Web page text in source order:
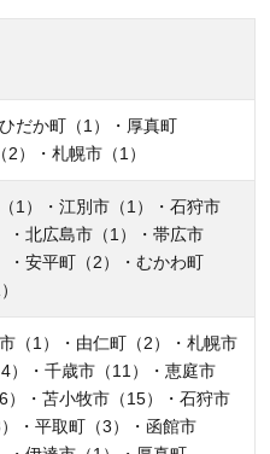
だか町（1）・厚真町
2）・札幌市（1）
1）・江別市（1）・石狩市
・北広島市（1）・帯広市
・安平町（2）・むかわ町
（1）・由仁町（2）・札幌市
4）・千歳市（11）・恵庭市
）・苫小牧市（15）・石狩市
）・平取町（3）・函館市